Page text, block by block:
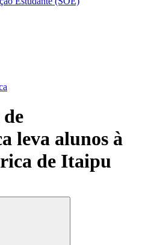
leva alunos à
de Itaipu